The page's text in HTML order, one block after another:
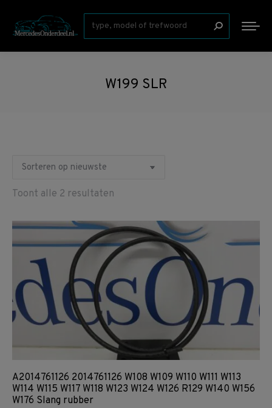
Zoeken:
W199 SLR
Toont alle 2 resultaten
nieuwste
A2014761126 2014761126 W108 W109 W110 W111 W113
W114 W115 W117 W118 W123 W124 W126 R129 W140 W156
W176 Slang rubber